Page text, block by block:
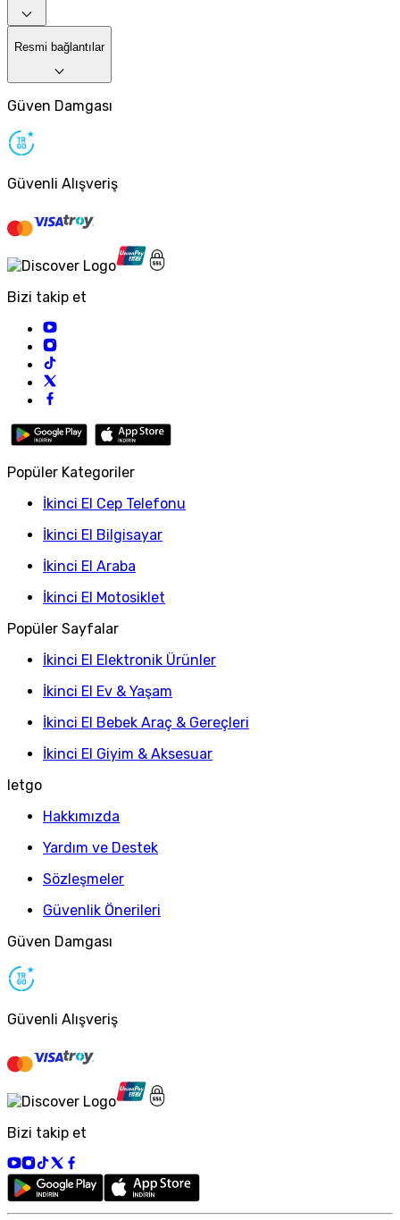
Resmi bağlantılar
Güven Damgası
Güvenli Alışveriş
Bizi takip et
Popüler Kategoriler
İkinci El Cep Telefonu
İkinci El Bilgisayar
İkinci El Araba
İkinci El Motosiklet
Popüler Sayfalar
İkinci El Elektronik Ürünler
İkinci El Ev & Yaşam
İkinci El Bebek Araç & Gereçleri
İkinci El Giyim & Aksesuar
letgo
Hakkımızda
Yardım ve Destek
Sözleşmeler
Güvenlik Önerileri
Güven Damgası
Güvenli Alışveriş
Bizi takip et